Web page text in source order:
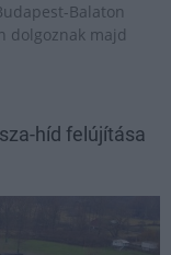
Balaton
dolgoznak majd
híd felújítása